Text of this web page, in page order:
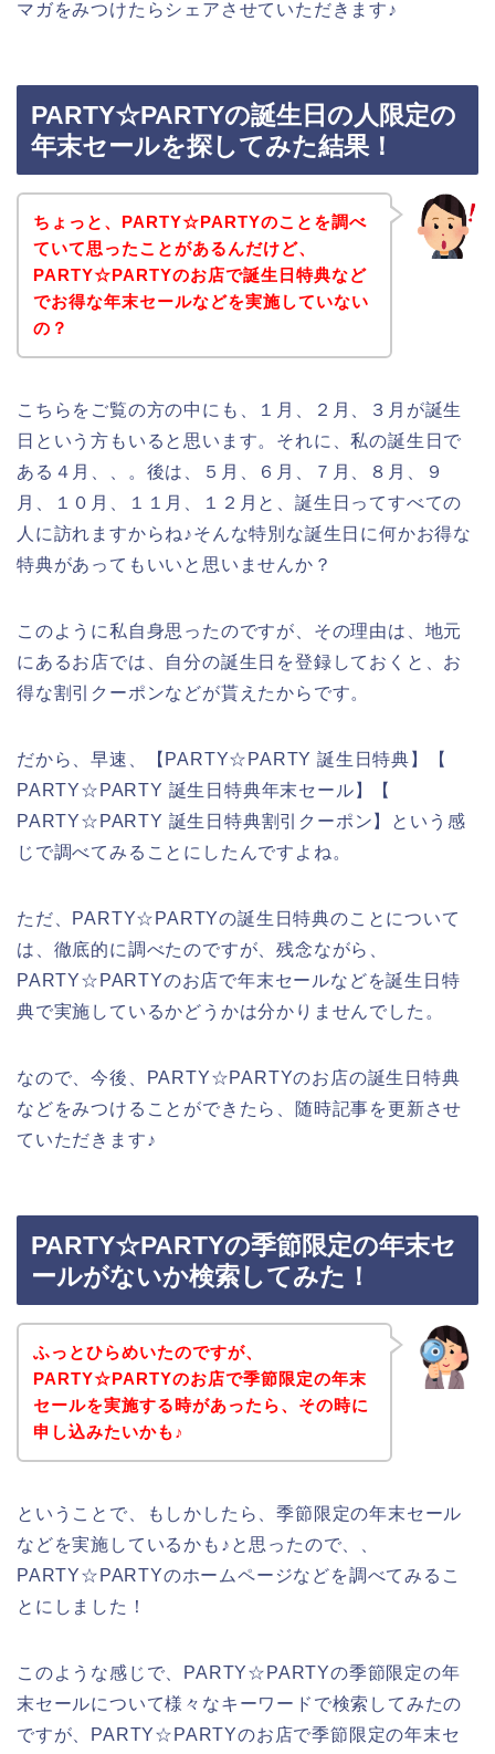
マガをみつけたらシェアさせていただきます♪
PARTY☆PARTYの誕生日の人限定の
年末セールを探してみた結果！
ちょっと、PARTY☆PARTYのことを調べ
ていて思ったことがあるんだけど、
PARTY☆PARTYのお店で誕生日特典など
でお得な年末セールなどを実施していない
の？
こちらをご覧の方の中にも、１月、２月、３月が誕生
日という方もいると思います。それに、私の誕生日で
ある４月、、。後は、５月、６月、７月、８月、９
月、１０月、１１月、１２月と、誕生日ってすべての
人に訪れますからね♪そんな特別な誕生日に何かお得な
特典があってもいいと思いませんか？
このように私自身思ったのですが、その理由は、地元
にあるお店では、自分の誕生日を登録しておくと、お
得な割引クーポンなどが貰えたからです。
だから、早速、【PARTY☆PARTY 誕生日特典】【
PARTY☆PARTY 誕生日特典年末セール】【
PARTY☆PARTY 誕生日特典割引クーポン】という感
じで調べてみることにしたんですよね。
ただ、PARTY☆PARTYの誕生日特典のことについて
は、徹底的に調べたのですが、残念ながら、
PARTY☆PARTYのお店で年末セールなどを誕生日特
典で実施しているかどうかは分かりませんでした。
なので、今後、PARTY☆PARTYのお店の誕生日特典
などをみつけることができたら、随時記事を更新させ
ていただきます♪
PARTY☆PARTYの季節限定の年末セ
ールがないか検索してみた！
ふっとひらめいたのですが、
PARTY☆PARTYのお店で季節限定の年末
セールを実施する時があったら、その時に
申し込みたいかも♪
ということで、もしかしたら、季節限定の年末セール
などを実施しているかも♪と思ったので、、
PARTY☆PARTYのホームページなどを調べてみるこ
とにしました！
このような感じで、PARTY☆PARTYの季節限定の年
末セールについて様々なキーワードで検索してみたの
ですが、PARTY☆PARTYのお店で季節限定の年末セ